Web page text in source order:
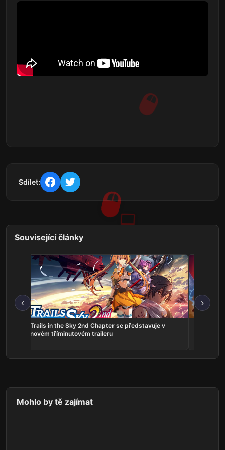
Sdílet:
Související články
‹
Trails in the Sky 2nd Chapter se představuje v
novém tříminutovém traileru
Serious
›
Mohlo by tě zajímat